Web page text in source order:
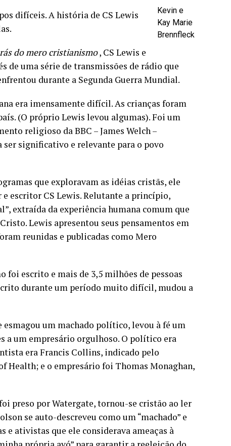
Kevin e
Kay Marie
Brennfleck
difíceis. A história de CS Lewis
do mero cristianismo, CS Lewis e
de uma série de transmissões de rádio que
durante a Segunda Guerra Mundial.
era imensamente difícil. As crianças foram
(O próprio Lewis levou algumas). Foi um
religioso da BBC – James Welch –
significativo e relevante para o povo
que exploravam as idéias cristãs, ele
escritor CS Lewis. Relutante a princípio,
extraída da experiência humana comum que
Lewis apresentou seus pensamentos em
reunidas e publicadas como Mero
foi escrito e mais de 3,5 milhões de pessoas
durante um período muito difícil, mudou a
um machado político, levou à fé um
a um empresário orgulhoso. O político era
era Francis Collins, indicado pelo
Health; e o empresário foi Thomas Monaghan,
preso por Watergate, tornou-se cristão ao ler
se auto-descreveu como um “machado” e
ativistas que ele considerava ameaças à